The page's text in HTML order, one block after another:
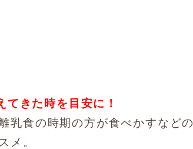
きた時を目安に！
乳食の時期の方が食べかすなどの
メ。